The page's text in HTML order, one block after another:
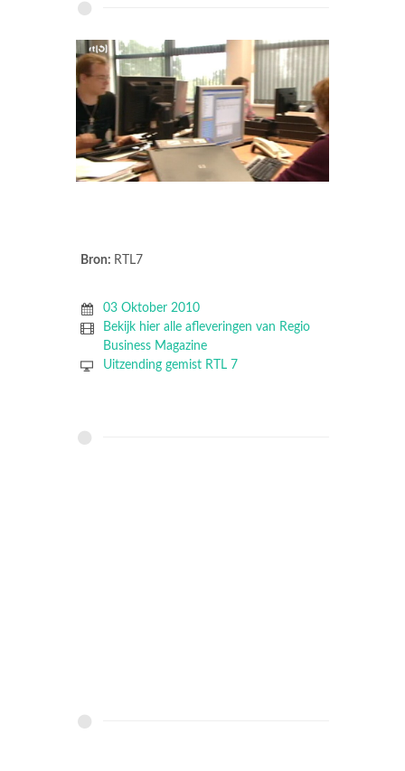
Bron: RTL7
03 Oktober 2010
Bekijk hier alle afleveringen van Regio
Business Magazine
Uitzending gemist RTL 7